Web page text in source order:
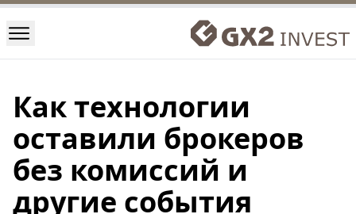
Как технологии
оставили брокеров
без комиссий и
другие события